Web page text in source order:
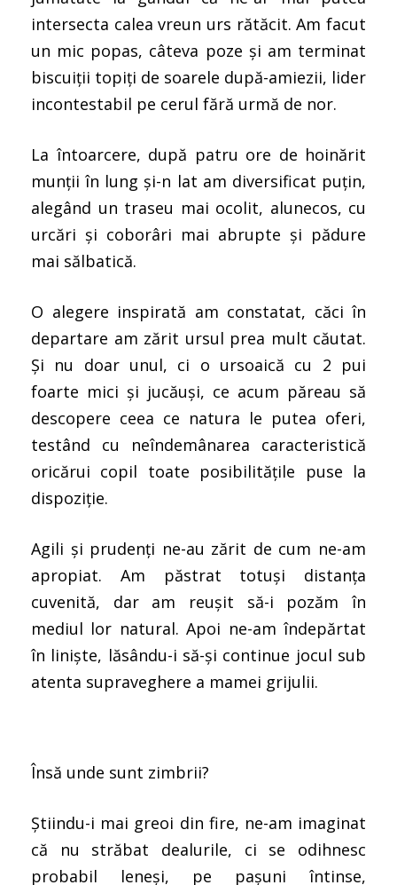
intersecta calea vreun urs rătăcit. Am facut
un mic popas, câteva poze și am terminat
biscuiții topiți de soarele după-amiezii, lider
incontestabil pe cerul fără urmă de nor.
La întoarcere, după patru ore de hoinărit
munții în lung și-n lat am diversificat puțin,
alegând un traseu mai ocolit, alunecos, cu
urcări și coborâri mai abrupte și pădure
mai sălbatică.
O alegere inspirată am constatat, căci în
departare am zărit ursul prea mult căutat.
Și nu doar unul, ci o ursoaică cu 2 pui
foarte mici și jucăuși, ce acum păreau să
descopere ceea ce natura le putea oferi,
testând cu neîndemânarea caracteristică
oricărui copil toate posibilitățile puse la
dispoziție.
Agili și prudenți ne-au zărit de cum ne-am
apropiat. Am păstrat totuși distanța
cuvenită, dar am reușit să-i pozăm în
mediul lor natural. Apoi ne-am îndepărtat
în liniște, lăsându-i să-și continue jocul sub
atenta supraveghere a mamei grijulii.
Însă unde sunt zimbrii?
Știindu-i mai greoi din fire, ne-am imaginat
că nu străbat dealurile, ci se odihnesc
probabil leneși, pe pașuni întinse,